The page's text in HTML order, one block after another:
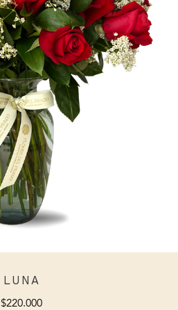
LUNA
$220.000